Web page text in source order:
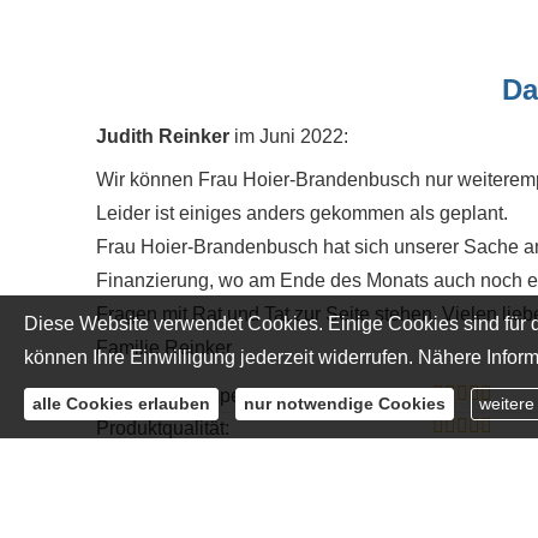
Judith Reinker im Juni 2022:
Wir können Frau Hoier-Brandenbusch nur
Leider ist einiges anders gekommen als geplant.
Frau Hoier-Brandenbusch hat sich unserer Sache
Finanzierung, wo am Ende des Monats auch noch
Fragen mit Rat und Tat zur Seite stehen. Vielen
Familie Reinker
Beratungskompetenz:
Produktqualität:
Diese Website verwendet Cookies. Einige Cookies sind
können Ihre Einwilligung jederzeit widerrufen. Nähere
alle Cookies erlauben nur notwendige Cookies weitere